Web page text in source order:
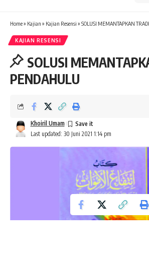
Home» Kajian » Kajian Resensi » SOLUSI MEMANTAPKAN
KAJIAN RESENSI
SOLUSI
PENDAHULU
Last updated: 30 Juni 2021 1:14 pm
Khoiril Umam